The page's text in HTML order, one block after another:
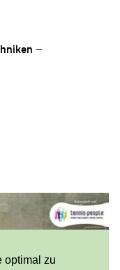
optimal zu
–